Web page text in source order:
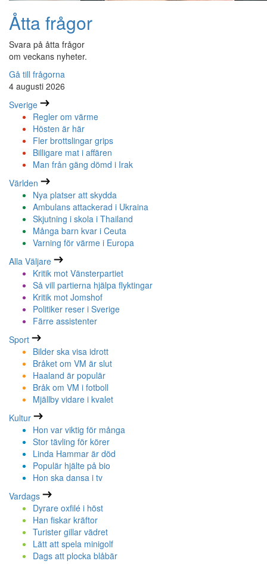
Åtta frågor
Svara på åtta frågor
om veckans nyheter.
Gå till frågorna
4 augusti 2026
Sverige
Regler om värme
Hösten är här
Fler brottslingar grips
Billigare mat i affären
Man från gäng dömd i Irak
Världen
Nya platser att skydda
Ambulans attackerad i Ukraina
Skjutning i skola i Thailand
Många barn kvar i Ceuta
Varning för värme i Europa
Alla Väljare
Kritik mot Vänsterpartiet
Så vill partierna hjälpa flyktingar
Kritik mot Jomshof
Politiker reser i Sverige
Färre assistenter
Sport
Bilder ska visa idrott
Bråket om VM är slut
Haaland är populär
Bråk om VM i fotboll
Mjällby vidare i kvalet
Kultur
Hon var viktig för många
Stor tävling för körer
Linda Hammar är död
Populär hjälte på bio
Hon ska dansa i tv
Vardags
Dyrare oxfilé i höst
Han fiskar kräftor
Turister gillar vädret
Lätt att spela minigolf
Dags att plocka blåbär